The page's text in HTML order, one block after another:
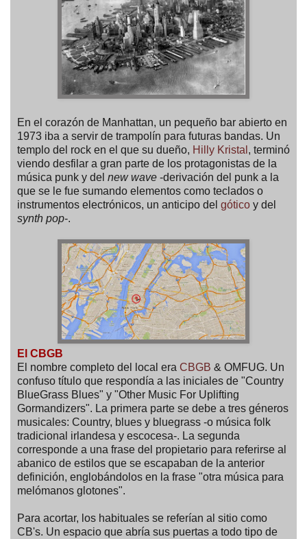
En el corazón de Manhattan, un pequeño bar abierto en
1973 iba a servir de trampolín para futuras bandas. Un
templo del rock en el que su dueño, Hilly Kristal , terminó
viendo desfilar a gran parte de los protagonistas de la
música punk y del new wave -derivación del punk a la
que se le fue sumando elementos como teclados o
instrumentos electrónicos, un anticipo del gótico y del
synth pop-.
El CBGB
El nombre completo del local era CBGB & OMFUG. Un
confuso título que respondía a las iniciales de "Country
BlueGrass Blues" y "Other Music For Uplifting
Gormandizers". La primera parte se debe a tres géneros
musicales: Country, blues y bluegrass -o música folk
tradicional irlandesa y escocesa-. La segunda
corresponde a una frase del propietario para referirse al
abanico de estilos que se escapaban de la anterior
definición, englobándolos en la frase "otra música para
melómanos glotones".
Para acortar, los habituales se referían al sitio como
CB's. Un espacio que abría sus puertas a todo tipo de